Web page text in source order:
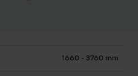
1660 - 3760 mm